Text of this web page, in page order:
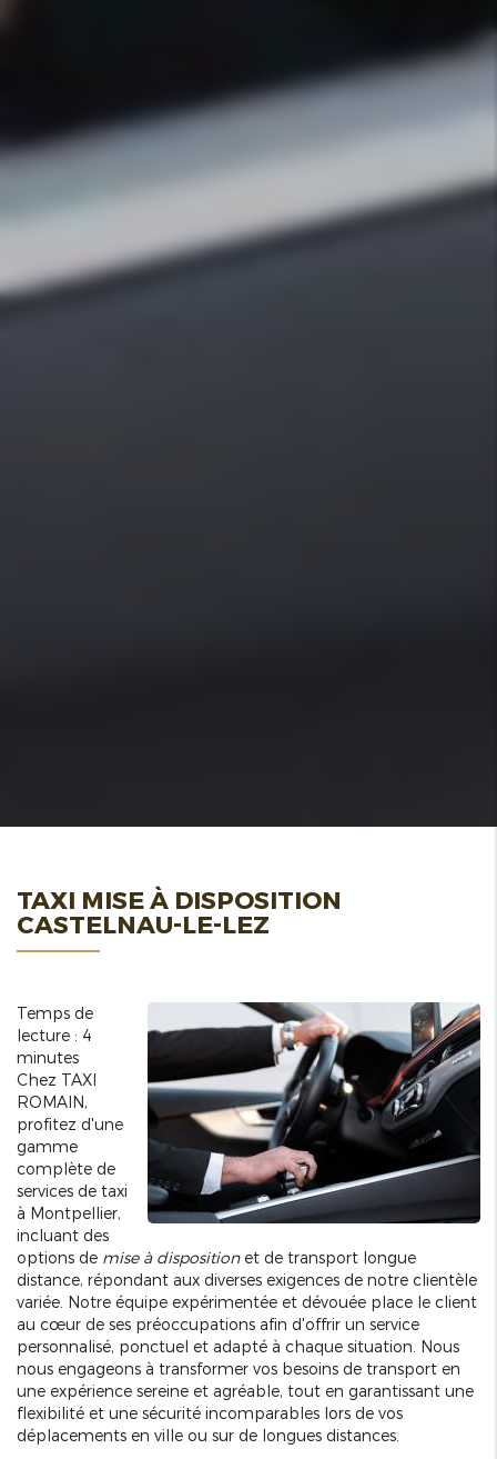
TAXI MISE À DISPOSITION
CASTELNAU-LE-LEZ
Temps de
lecture : 4
minutes
Chez TAXI
ROMAIN,
profitez d'une
gamme
complète de
services de taxi
à Montpellier,
incluant des
options de mise à dispositionet de transport longue
distance, répondant aux diverses exigences de notre clientèle
variée. Notre équipe expérimentée et dévouée place le client
au cœur de ses préoccupations afin d'offrir un service
personnalisé, ponctuel et adapté à chaque situation. Nous
nous engageons à transformer vos besoins de transport en
une expérience sereine et agréable, tout en garantissant une
flexibilité et une sécurité incomparables lors de vos
déplacements en ville ou sur de longues distances.